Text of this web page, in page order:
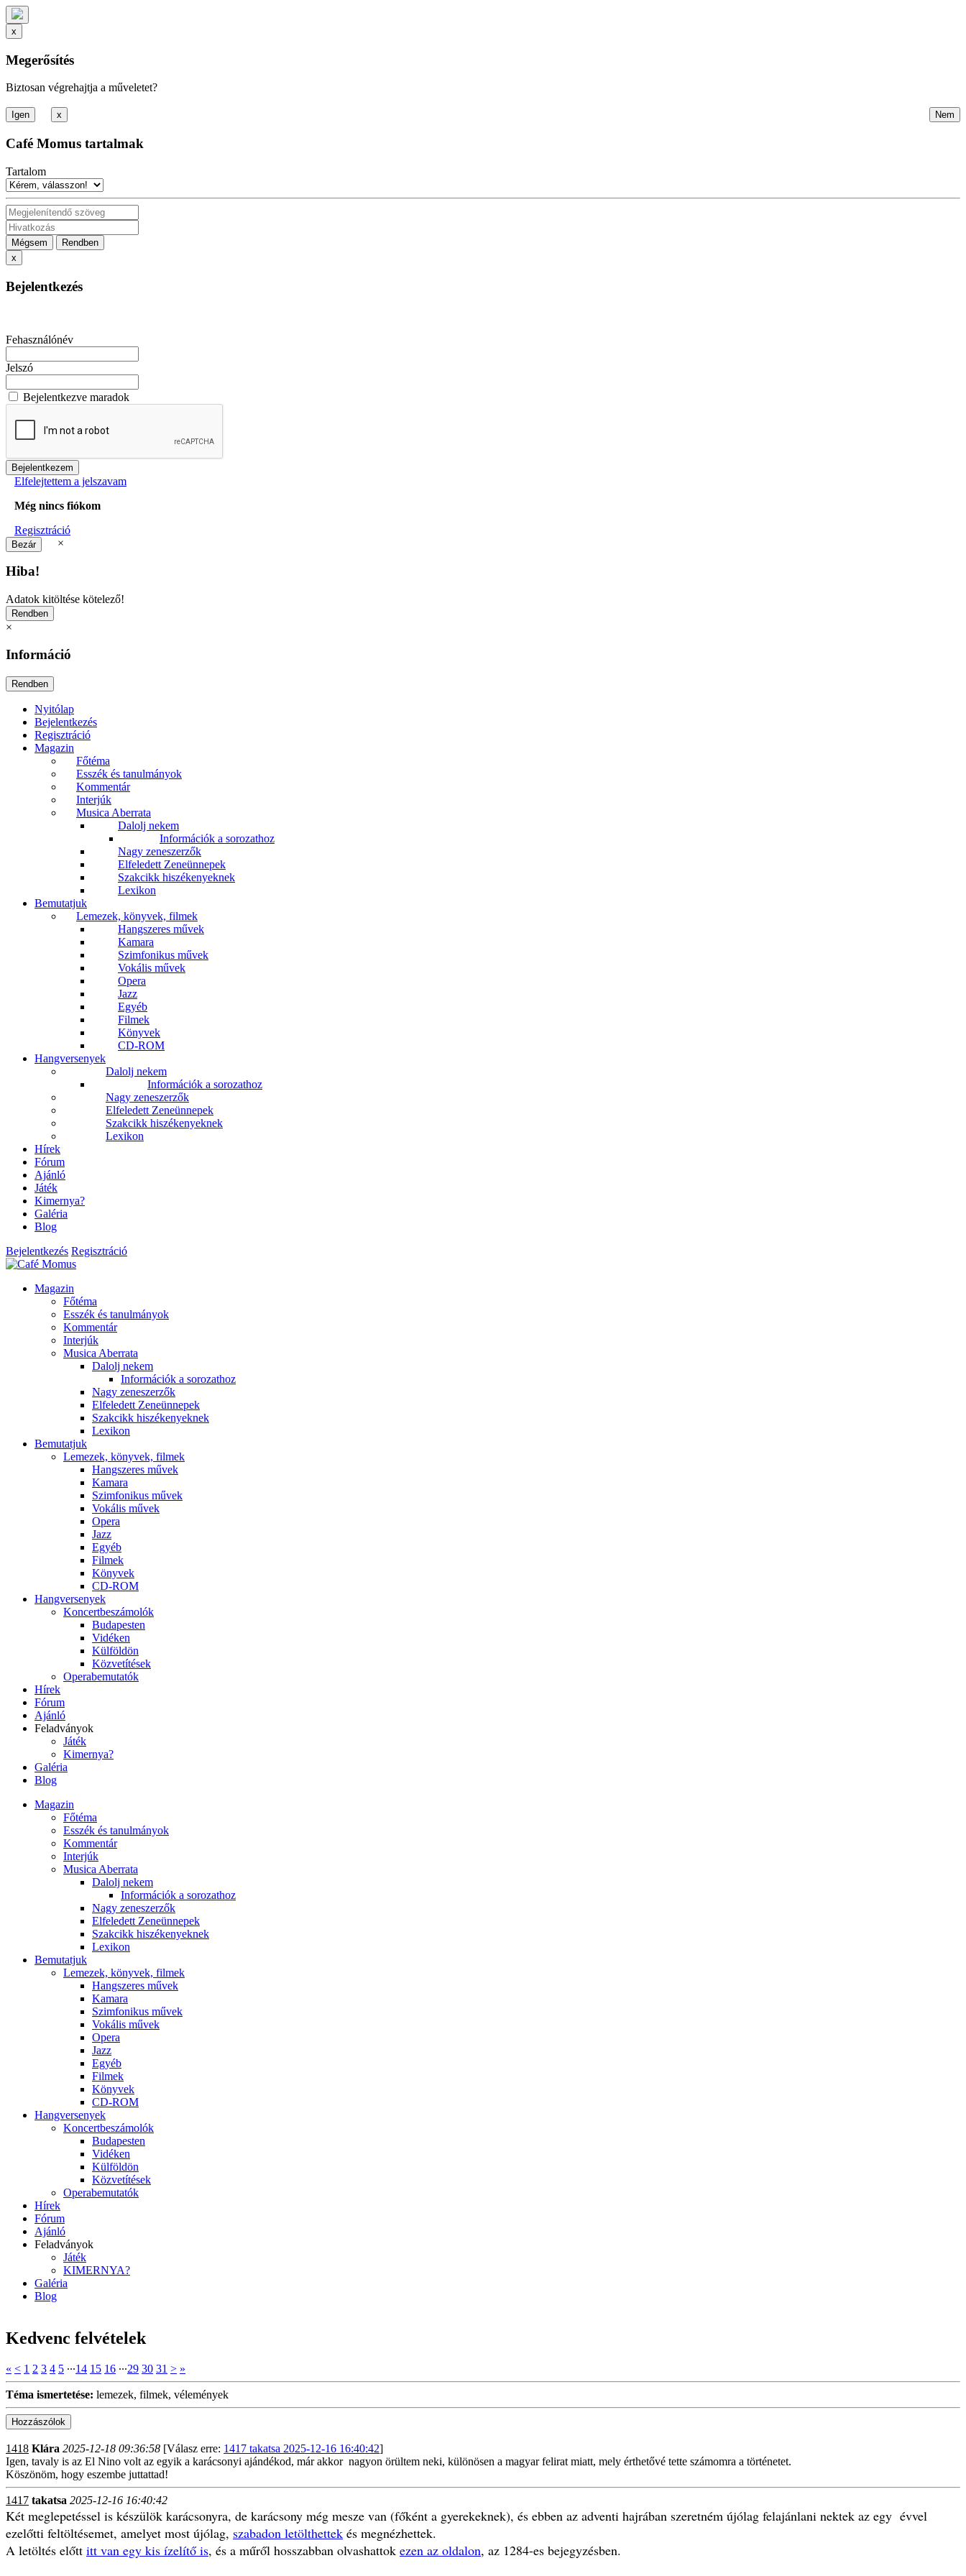
x
Megerősítés
Biztosan végrehajtja a műveletet?
x
Café Momus tartalmak
Tartalom
Mégsem
Rendben
x
Bejelentkezés
Fehasználónév
Jelszó
Bejelentkezve maradok
Elfelejtettem a jelszavam
Még nincs fiókom
Regisztráció
×
Hiba!
Adatok kitöltése kötelező!
×
Információ
Nyitólap
Bejelentkezés
Regisztráció
Magazin
Főtéma
Esszék és tanulmányok
Kommentár
Interjúk
Musica Aberrata
Dalolj nekem
Információk a sorozathoz
Nagy zeneszerzők
Elfeledett Zeneünnepek
Szakcikk hiszékenyeknek
Lexikon
Bemutatjuk
Lemezek, könyvek, filmek
Hangszeres művek
Kamara
Szimfonikus művek
Vokális művek
Opera
Jazz
Egyéb
Filmek
Könyvek
CD-ROM
Hangversenyek
Dalolj nekem
Információk a sorozathoz
Nagy zeneszerzők
Elfeledett Zeneünnepek
Szakcikk hiszékenyeknek
Lexikon
Hírek
Fórum
Ajánló
Játék
Kimernya?
Galéria
Blog
Bejelentkezés Regisztráció
Magazin
Főtéma
Esszék és tanulmányok
Kommentár
Interjúk
Musica Aberrata
Dalolj nekem
Információk a sorozathoz
Nagy zeneszerzők
Elfeledett Zeneünnepek
Szakcikk hiszékenyeknek
Lexikon
Bemutatjuk
Lemezek, könyvek, filmek
Hangszeres művek
Kamara
Szimfonikus művek
Vokális művek
Opera
Jazz
Egyéb
Filmek
Könyvek
CD-ROM
Hangversenyek
Koncertbeszámolók
Budapesten
Vidéken
Külföldön
Közvetítések
Operabemutatók
Hírek
Fórum
Ajánló
Feladványok
Játék
Kimernya?
Galéria
Blog
Magazin
Főtéma
Esszék és tanulmányok
Kommentár
Interjúk
Musica Aberrata
Dalolj nekem
Információk a sorozathoz
Nagy zeneszerzők
Elfeledett Zeneünnepek
Szakcikk hiszékenyeknek
Lexikon
Bemutatjuk
Lemezek, könyvek, filmek
Hangszeres művek
Kamara
Szimfonikus művek
Vokális művek
Opera
Jazz
Egyéb
Filmek
Könyvek
CD-ROM
Hangversenyek
Koncertbeszámolók
Budapesten
Vidéken
Külföldön
Közvetítések
Operabemutatók
Hírek
Fórum
Ajánló
Feladványok
Játék
KIMERNYA?
Galéria
Blog
Kedvenc felvételek
« < 1 2 3 4 5 ∙∙∙14 15 16 ∙∙∙29 30 31 > »
Téma ismertetése: lemezek, filmek, vélemények
1418 Klára 2025-12-18 09:36:58 [Válasz erre: 1417 takatsa 2025-12-16 16:40:42]
Igen, tavaly is az El Nino volt az egyik a karácsonyi ajándékod, már akkor nagyon örültem neki, különösen a magyar felirat miatt, mely érthetővé tette számomra a történetet.
Köszönöm, hogy eszembe juttattad!
1417 takatsa 2025-12-16 16:40:42
Két meglepetéssel is készülök karácsonyra, de karácsony még mesze van (főként a gyerekeknek), és ebben az adventi hajrában szeretném újólag felajánlani nektek az egy évvel
ezelőtti feltöltésemet, amelyet most újólag, szabadon letölthettek és megnézhettek.
A letöltés előtt itt van egy kis ízelítő is, és a műről hosszabban olvashattok ezen az oldalon, az 1284-es bejegyzésben.